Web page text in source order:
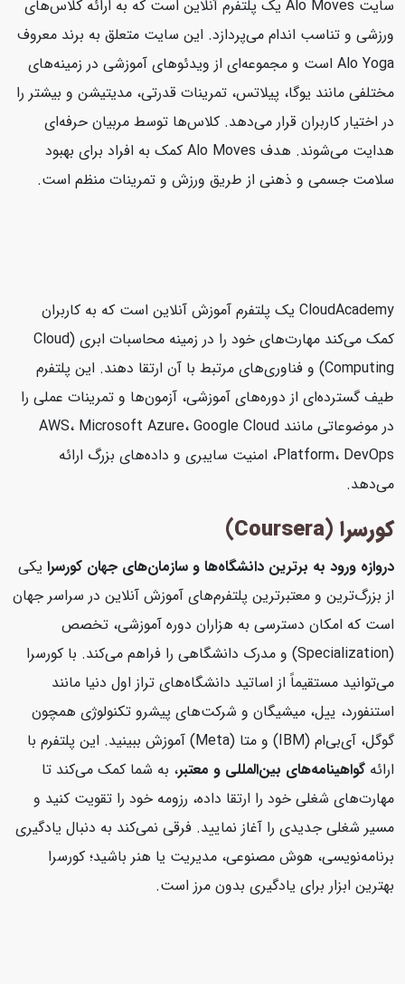
سایت Alo Moves یک پلتفرم آنلاین است که به ارائه کلاس‌های
ورزشی و تناسب اندام می‌پردازد. این سایت متعلق به برند معروف
Alo Yoga است و مجموعه‌ای از ویدئوهای آموزشی در زمینه‌های
مختلفی مانند یوگا، پیلاتس، تمرینات قدرتی، مدیتیشن و بیشتر را
در اختیار کاربران قرار می‌دهد. کلاس‌ها توسط مربیان حرفه‌ای
هدایت می‌شوند. هدف Alo Moves کمک به افراد برای بهبود
سلامت جسمی و ذهنی از طریق ورزش و تمرینات منظم است.
CloudAcademy یک پلتفرم آموزش آنلاین است که به کاربران
کمک می‌کند مهارت‌های خود را در زمینه محاسبات ابری (Cloud
Computing) و فناوری‌های مرتبط با آن ارتقا دهند. این پلتفرم
طیف گسترده‌ای از دوره‌های آموزشی، آزمون‌ها و تمرینات عملی را
در موضوعاتی مانند AWS، Microsoft Azure، Google Cloud
Platform، DevOps، امنیت سایبری و داده‌های بزرگ ارائه
می‌دهد.
کورسرا (Coursera)
دروازه ورود به برترین دانشگاه‌ها و سازمان‌های جهان کورسرایکی
از بزرگ‌ترین و معتبرترین پلتفرم‌های آموزش آنلاین در سراسر جهان
است که امکان دسترسی به هزاران دوره آموزشی، تخصص
(Specialization) و مدرک دانشگاهی را فراهم می‌کند. با کورسرا
می‌توانید مستقیماً از اساتید دانشگاه‌های تراز اول دنیا مانند
استنفورد، ییل، میشیگان و شرکت‌های پیشرو تکنولوژی همچون
گوگل، آی‌بی‌ام (IBM) و متا (Meta) آموزش ببینید. این پلتفرم با
ارائهگواهینامه‌های بین‌المللی و معتبر، به شما کمک می‌کند تا
مهارت‌های شغلی خود را ارتقا داده، رزومه خود را تقویت کنید و
مسیر شغلی جدیدی را آغاز نمایید. فرقی نمی‌کند به دنبال یادگیری
برنامه‌نویسی، هوش مصنوعی، مدیریت یا هنر باشید؛ کورسرا
بهترین ابزار برای یادگیری بدون مرز است.